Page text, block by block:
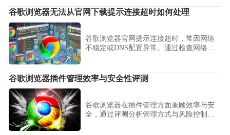
谷歌浏览器无法从官网下载提示连接超时如何处理
谷歌浏览器官网提示连接超时，常因网络
不稳定或DNS配置异常。通过检查网络设
谷歌浏览器插件管理效率与安全性评测
谷歌浏览器在插件管理方面兼顾效率与安
全，通过评测分析管理方式与风险控制策